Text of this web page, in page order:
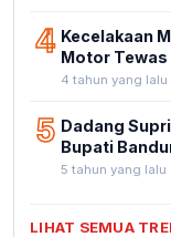
4 Kecelakaan
Motor Tewas
4 tahun yang lalu
5 Dadang
Bupati
5 tahun yang lalu
LIHAT SEMUA